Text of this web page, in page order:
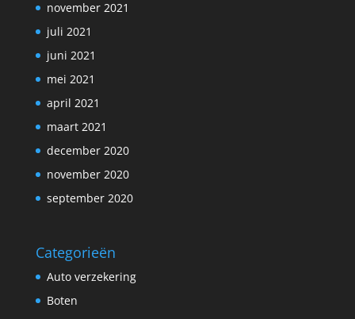
november 2021
juli 2021
juni 2021
mei 2021
april 2021
maart 2021
december 2020
november 2020
september 2020
Categorieën
Auto verzekering
Boten